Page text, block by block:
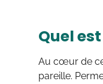
Quel
Au cœur de
pareille.